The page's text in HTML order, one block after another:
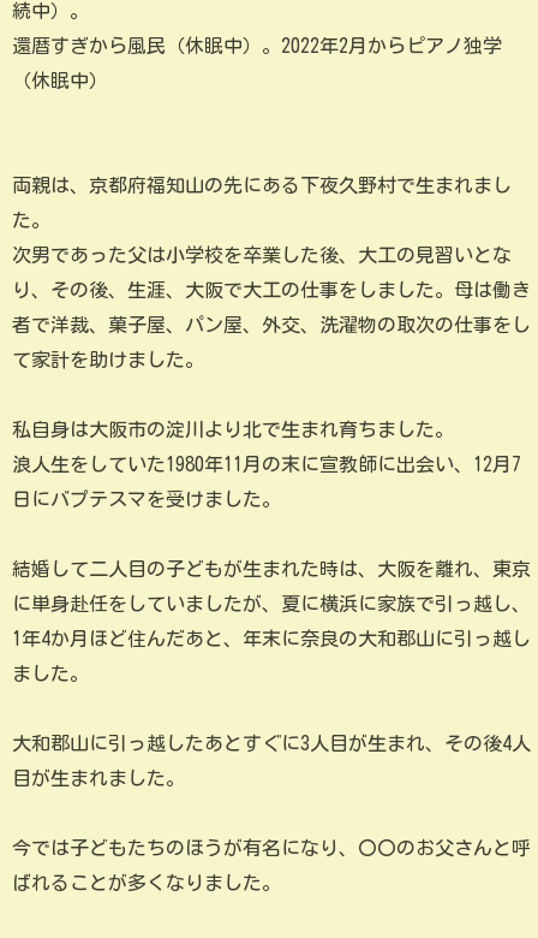
続中）。
還暦すぎから風民（休眠中）。2022年2月からピアノ独学
（休眠中）
両親は、京都府福知山の先にある下夜久野村で生まれまし
た。
次男であった父は小学校を卒業した後、大工の見習いとな
り、その後、生涯、大阪で大工の仕事をしました。母は働き
者で洋裁、菓子屋、パン屋、外交、洗濯物の取次の仕事をし
て家計を助けました。
私自身は大阪市の淀川より北で生まれ育ちました。
浪人生をしていた1980年11月の末に宣教師に出会い、12月7
日にバプテスマを受けました。
結婚して二人目の子どもが生まれた時は、大阪を離れ、東京
に単身赴任をしていましたが、夏に横浜に家族で引っ越し、
1年4か月ほど住んだあと、年末に奈良の大和郡山に引っ越し
ました。
大和郡山に引っ越したあとすぐに3人目が生まれ、その後4人
目が生まれました。
今では子どもたちのほうが有名になり、〇〇のお父さんと呼
ばれることが多くなりました。